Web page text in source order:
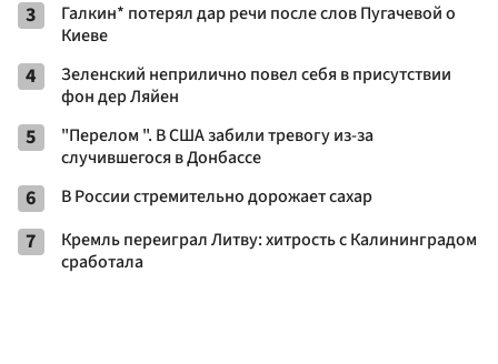
3
Галкин* потерял дар речи после слов Пугачевой о
Киеве
4
Зеленский неприлично повел cебя в присутствии
фон дер Ляйен
5
"Перелом ". В США забили тревогу из-за
случившегося в Донбассе
6 В России стремительно дорожает сахар
7
Кремль переиграл Литву: хитрость с Калининградом
сработала